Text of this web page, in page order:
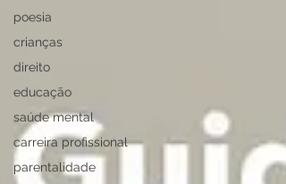
poesia
crianças
direito
educação
saúde mental
carreira profissional
parentalidade